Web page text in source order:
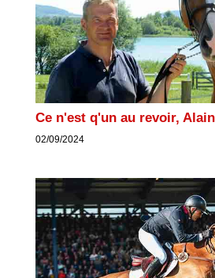
Ce n'est q'un au revoir,
02/09/2024